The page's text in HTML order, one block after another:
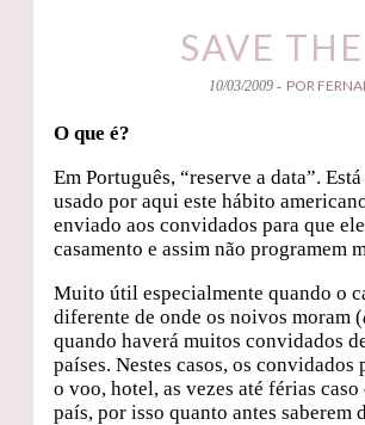
SAVE
10/03/2009 - POR
O que é?
Em Português, “reserve a data”.
usado por aqui este hábito
enviado aos convidados para que
casamento e assim não programem
Muito útil especialmente quando o
diferente de onde os noivos moram (
quando haverá muitos convidados
países. Nestes casos, os
o voo, hotel, as vezes até férias
país, por isso quanto antes saberem